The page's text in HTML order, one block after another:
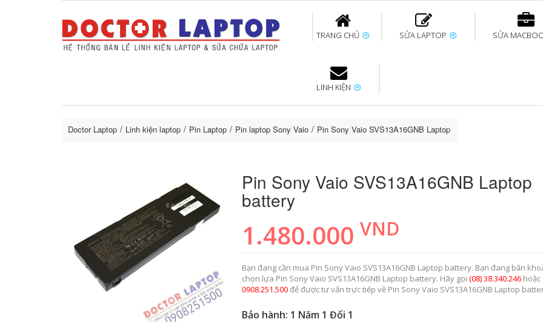
TRANG CHỦ SỬA LAPTOP
Sửa Laptop uy tín Thay bàn phím Thay màn hình Thay Pin
SỬA
Sửa Macbook uy tín Thay pin Macbook Thay màn hình
Thay pin Surface Sửa Surface không
LINH KIỆN
Doctor Laptop Linh kiện laptop Pin Laptop Pin laptop Sony Vaio Pin Sony Vaio SVS13A16GNB Laptop battery
Pin Sony Vaio SVS13A16GNB Laptop
battery
1.480.000 VND
Bạn đang cần mua Pin Sony Vaio SVS13A16GNB Laptop battery. Bạn đang băn
chọn lựa Pin Sony Vaio SVS13A16GNB Laptop battery. Hãy gọi(08) 38.340.246 hoặc
0908.251.500để được tư vấn trực tiếp về Pin Sony Vaio SVS13A16GNB Laptop
Bảo hành: 1 Năm 1 Đổi 1